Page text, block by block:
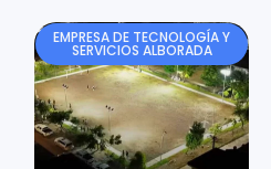
EMPRESA DE TECNOLOGÍA Y
SERVICIOS ALBORADA